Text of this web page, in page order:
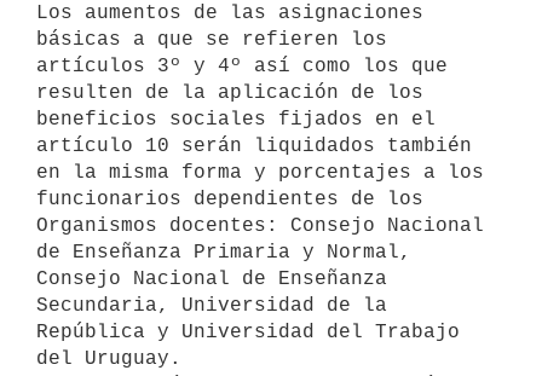
Los aumentos de las asignaciones
básicas a que se refieren los
artículos 3º y 4º así como los que
resulten de la aplicación de los
beneficios sociales fijados en el
artículo 10 serán liquidados también
en la misma forma y porcentajes a los
funcionarios dependientes de los
Organismos docentes: Consejo Nacional
de Enseñanza Primaria y Normal,
Consejo Nacional de Enseñanza
Secundaria, Universidad de la
República y Universidad del Trabajo
del Uruguay.